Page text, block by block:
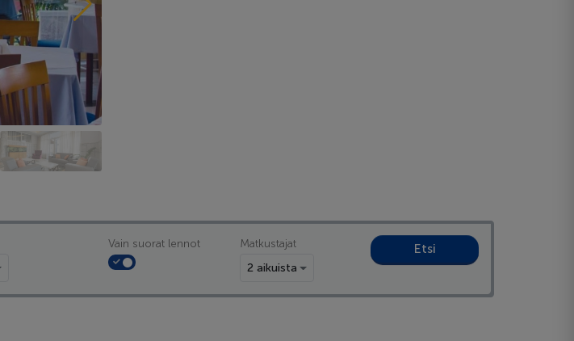
Vain suorat lennot
Matkustajat
2 aikuista
Etsi